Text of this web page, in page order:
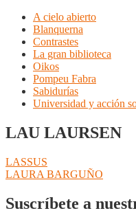
A cielo abierto
Blanquerna
Contrastes
La gran biblioteca
Oikos
Pompeu Fabra
Sabidurías
Universidad y acción
LAU LAURSEN
Navegación
de
entradas
Anterior:
LASSUS
Siguiente:
LAURA BARGUÑO
Suscríbete a